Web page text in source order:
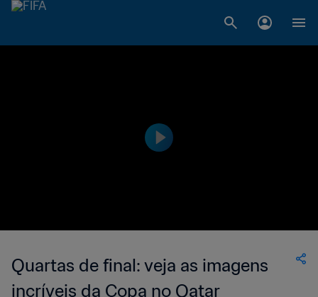
Quartas de final: veja as imagens
incríveis da Copa no Qatar